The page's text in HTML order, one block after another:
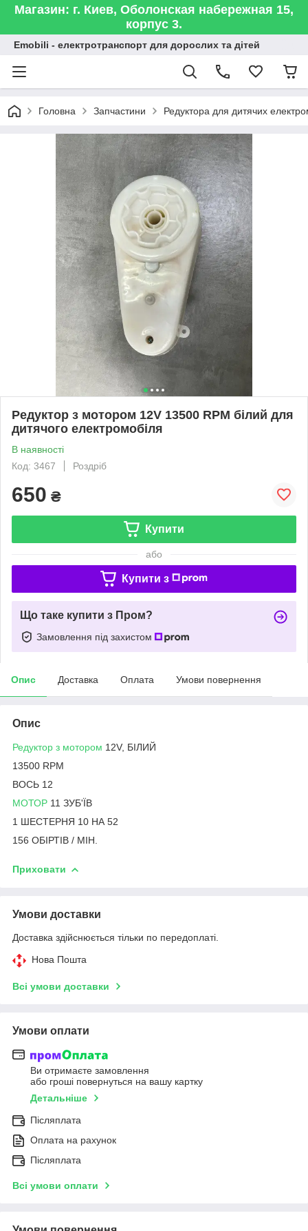
Магазин: г. Киев, Оболонская набережная 15,
корпус 3.
Emobili - електротранспорт для дорослих та дітей
Головна Запчастини Редуктора для дитячих
Редуктор з мотором 12V 13500 RPM білий для
дитячого електромобіля
В наявності
Код: 3467
Роздріб
650 ₴
Купити
або
Купити з
Що таке купити з Пром?
Замовлення під захистом
Опис Доставка Оплата Умови повернення
Опис
Редуктор з мотором 12V, БІЛИЙ
13500 RPM
ВОСЬ 12
МОТОР 11 ЗУБ'ЇВ
1 ШЕСТЕРНЯ 10 НА 52
156 ОБІРТІВ / МІН.
Приховати
Умови доставки
Доставка здійснюється тільки по передоплаті.
Нова Пошта
Всі умови доставки
Умови оплати
Ви отримаєте замовлення
або гроші повернуться на вашу картку
Детальніше
Післяплата
Оплата на рахунок
Післяплата
Всі умови оплати